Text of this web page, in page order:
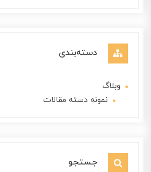
دسته‌بندی
وبلاگ
نمونه دسته مقالات
جستجو